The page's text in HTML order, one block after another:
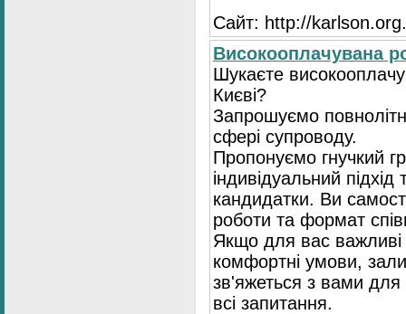
Сайт: http://
Високооплачувана
Шукаєте
Києві?
Запрошуємо
сфері супроводу.
Пропонуємо гнучкий
індивідуальний
кандидатки. Ви
роботи та формат
Якщо для вас важливі
комфортні умови,
зв'яжеться з вами для
всі запитання.